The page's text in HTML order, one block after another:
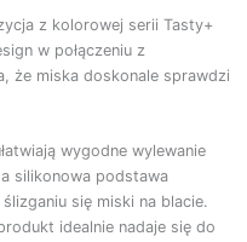
z kolorowej serii Tasty+
w połączeniu z
że miska doskonale sprawdzi
wygodne wylewanie
silikonowa podstawa
się miski na blacie.
idealnie nadaje się do